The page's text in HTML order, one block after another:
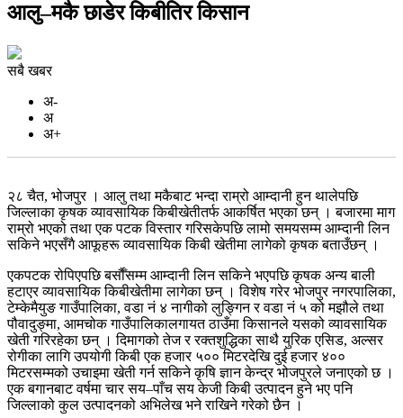
आलु–मकै छाडेर किबीतिर किसान
सबै खबर
अ-
अ
अ+
२८ चैत, भोजपुर । आलु तथा मकैबाट भन्दा राम्रो आम्दानी हुन थालेपछि
जिल्लाका कृषक व्यावसायिक किबीखेतीतर्फ आकर्षित भएका छन् । बजारमा माग
राम्रो भएको तथा एक पटक विस्तार गरिसकेपछि लामो समयसम्म आम्दानी लिन
सकिने भएसँगै आफूहरू व्यावसायिक किबी खेतीमा लागेको कृषक बताउँछन् ।
एकपटक रोपिएपछि बर्साैँसम्म आम्दानी लिन सकिने भएपछि कृषक अन्य बाली
हटाएर व्यावसायिक किबीखेतीमा लागेका छन् । विशेष गरेर भोजपुर नगरपालिका,
टेम्केमैयुङ गाउँपालिका, वडा नं ४ नागीको लुङ्गिन र वडा नं ५ को मझौले तथा
पौवादुङ्मा, आमचोक गाउँपालिकालगायत ठाउँमा किसानले यसको व्यावसायिक
खेती गरिरहेका छन् । दिमागको तेज र रक्तशुद्धिका साथै युरिक एसिड, अल्सर
रोगीका लागि उपयोगी किबी एक हजार ५०० मिटरदेखि दुई हजार ४००
मिटरसम्मको उचाइमा खेती गर्न सकिने कृषि ज्ञान केन्द्र भोजपुरले जनाएको छ ।
एक बगानबाट वर्षमा चार सय–पाँच सय केजी किबी उत्पादन हुने भए पनि
जिल्लाको कुल उत्पादनको अभिलेख भने राखिने गरेको छैन ।